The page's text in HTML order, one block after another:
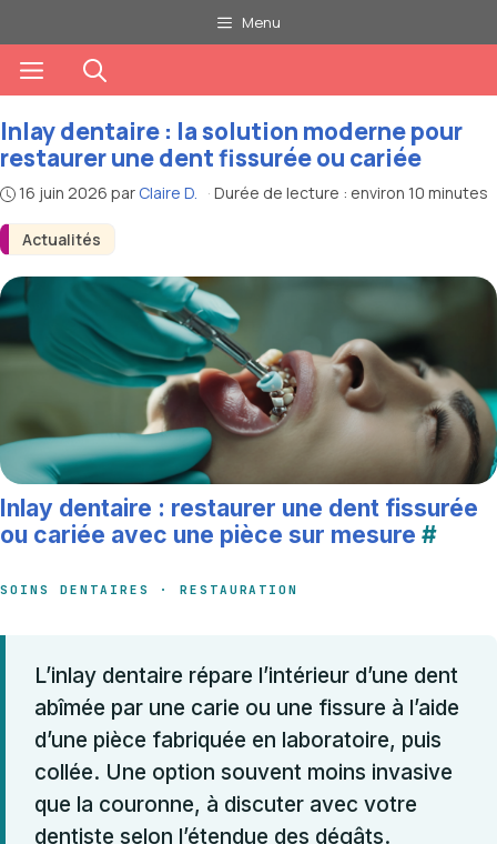
au
contenu
Menu
Menu
Actualités
Inlay dentaire : la solution moderne pour
restaurer une dent fissurée ou cariée
16 juin 2026 par Claire D. · Durée de lecture : environ 10 minutes
Inlay dentaire : restaurer une dent fissurée
ou cariée avec une pièce sur mesure #
SOINS DENTAIRES · RESTAURATION
L’inlay dentaire répare l’intérieur d’une dent
abîmée par une carie ou une fissure à l’aide
d’une pièce fabriquée en laboratoire, puis
collée. Une option souvent moins invasive
que la couronne, à discuter avec votre
dentiste selon l’étendue des dégâts.